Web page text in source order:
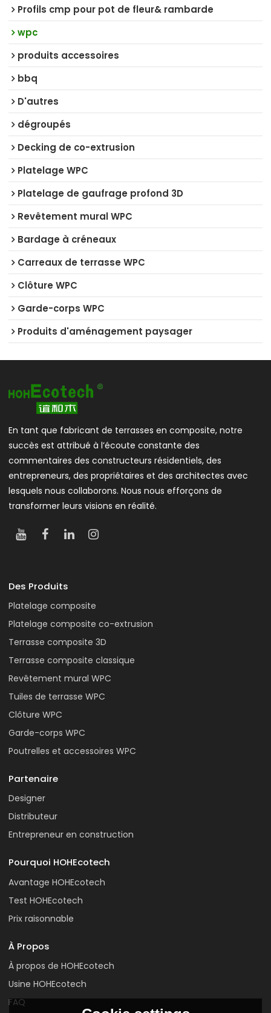
Profils cmp pour pot de fleur& rambarde
wpc
produits accessoires
bbq
D'autres
dégroupés
Decking de co-extrusion
Platelage WPC
Platelage de gaufrage profond 3D
Revêtement mural WPC
Bardage à créneaux
Carreaux de terrasse WPC
Clôture WPC
Garde-corps WPC
Produits d'aménagement paysager
En tant que fabricant de terrasses en composite, notre
succès est attribué à l’écoute constante des
commentaires des constructeurs résidentiels, des
entrepreneurs, des propriétaires et des architectes avec
lesquels nous collaborons. Nous nous efforçons de
transformer leurs visions en réalité.
Des Produits
Platelage composite
Platelage composite co-extrusion
Terrasse composite 3D
Terrasse composite classique
Revêtement mural WPC
Tuiles de terrasse WPC
Clôture WPC
Garde-corps WPC
Poutrelles et accessoires WPC
Partenaire
Designer
Distributeur
Entrepreneur en construction
Pourquoi HOHEcotech
Avantage HOHEcotech
Test HOHEcotech
Prix raisonnable
À Propos
À propos de HOHEcotech
Usine HOHEcotech
FAQ